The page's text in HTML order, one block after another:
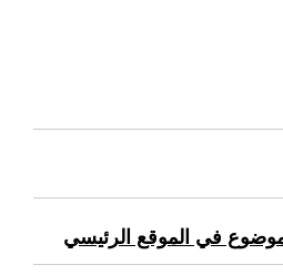
في الموقع الرئيسي